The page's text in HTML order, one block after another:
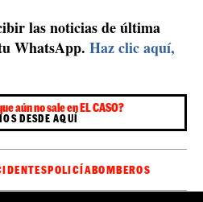
las noticias de última
WhatsApp. Haz clic aquí,
aún no sale en EL CASO?
DESDE AQUÍ
POLICÍABOMBEROS